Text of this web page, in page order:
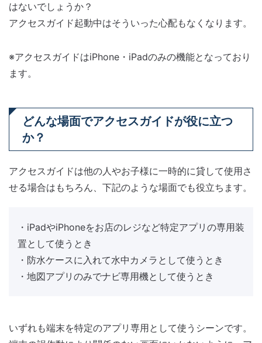
はないでしょうか？
アクセスガイド起動中はそういった心配もなくなります。
※アクセスガイドはiPhone・iPadのみの機能となっており
ます。
どんな場面でアクセスガイドが役に立つ
か？
アクセスガイドは他の人やお子様に一時的に貸して使用さ
せる場合はもちろん、下記のような場面でも役立ちます。
・iPadやiPhoneをお店のレジなど特定アプリの専用装
置として使うとき
・防水ケースに入れて水中カメラとして使うとき
・地図アプリのみでナビ専用機として使うとき
いずれも端末を特定のアプリ専用として使うシーンです。